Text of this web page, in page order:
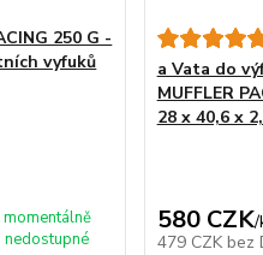
250 G -
vyfuků
momentálně
nedostupné
a Vata do
MUFFLER
28 x 40,6 x
580 CZK/
479 CZK bez